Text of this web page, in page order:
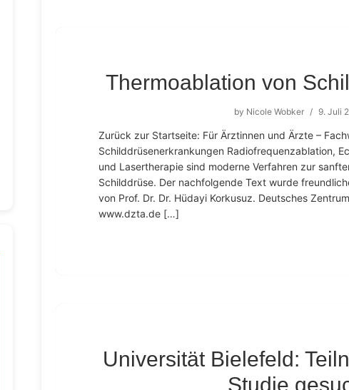
Thermoablation von
by Nicole Wobker / 9. Juli
Zurück zur Startseite: Für Ärztinnen und Ärzte –
Schilddrüsenerkrankungen Radiofrequenzablation,
und Lasertherapie sind moderne Verfahren zur
Schilddrüse. Der nachfolgende Text wurde
von Prof. Dr. Dr. Hüdayi Korkusuz. Deutsches
www.dzta.de […]
Universität Bielefeld:
Studie